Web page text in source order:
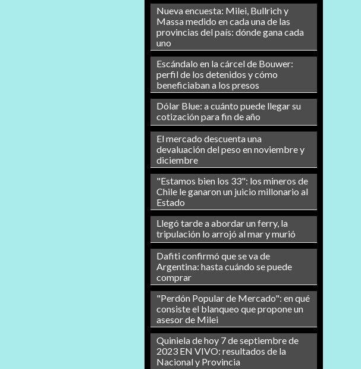
Nueva encuesta: Milei, Bullrich y
Massa medido en cada una de las
provincias del país: dónde gana cada
uno
Escándalo en la cárcel de Bouwer:
perfil de los detenidos y cómo
beneficiaban a los presos
Dólar Blue: a cuánto puede llegar su
cotización para fin de año
El mercado descuenta una
devaluación del peso en noviembre y
diciembre
"Estamos bien los 33": los mineros de
Chile le ganaron un juicio millonario al
Estado
Llegó tarde a abordar un ferry, la
tripulación lo arrojó al mar y murió
Dafiti confirmó que se va de
Argentina: hasta cuándo se puede
comprar
"Perdón Popular de Mercado": en qué
consiste el blanqueo que propone un
asesor de Milei
Quiniela de hoy 7 de septiembre de
2023 EN VIVO: resultados de la
Nacional y Provincia